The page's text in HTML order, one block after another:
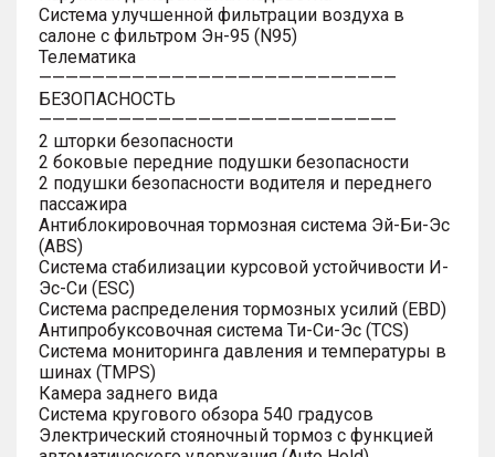
Система улучшенной фильтрации воздуха в
салоне с фильтром Эн-95 (N95)
Телематика
———————————————————————————
БЕЗОПАСНОСТЬ
———————————————————————————
2 шторки безопасности
2 боковые передние подушки безопасности
2 подушки безопасности водителя и переднего
пассажира
Антиблокировочная тормозная система Эй-Би-Эс
(ABS)
Система стабилизации курсовой устойчивости И-
Эс-Си (ESC)
Система распределения тормозных усилий (EBD)
Антипробуксовочная система Ти-Си-Эс (TCS)
Система мониторинга давления и температуры в
шинах (TMPS)
Камера заднего вида
Система кругового обзора 540 градусов
Электрический стояночный тормоз с функцией